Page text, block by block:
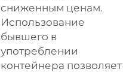
сниженным ценам.
Использование
бывшего в
употреблении
контейнера позволяет